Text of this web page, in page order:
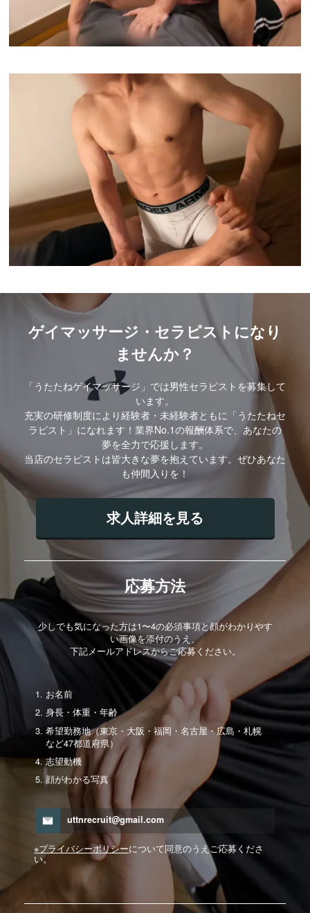
ゲイマッサージ・セラピストになり
ませんか？
「うたたねゲイマッサージ」では男性セラピストを募集して
います。
充実の研修制度により経験者・未経験者ともに「うたたねセ
ラピスト」になれます！業界No.1の報酬体系で、あなたの
夢を全力で応援します。
当店のセラピストは皆大きな夢を抱えています。ぜひあなた
も仲間入りを！
求人詳細を見る
応募方法
少しでも気になった方は1〜4の必須事項と顔がわかりやす
い画像を添付のうえ、
下記メールアドレスからご応募ください。
お名前
身長・体重・年齢
希望勤務地（東京・大阪・福岡・名古屋・広島・札幌
など47都道府県）
志望動機
顔がわかる写真
uttnrecruit@gmail.com
※プライバシーポリシーについて同意のうえご応募くださ
い。